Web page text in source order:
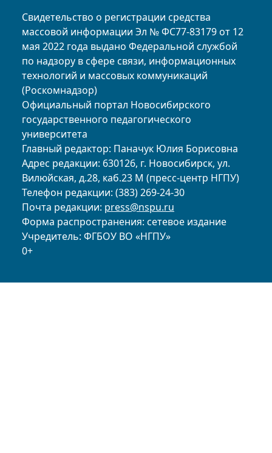
Свидетельство о регистрации средства
массовой информации Эл № ФС77-83179 от 12
мая 2022 года выдано Федеральной службой
по надзору в сфере связи, информационных
технологий и массовых коммуникаций
(Роскомнадзор)
Официальный портал Новосибирского
государственного педагогического
университета
Главный редактор: Паначук Юлия Борисовна
Адрес редакции: 630126, г. Новосибирск, ул.
Вилюйская, д.28, каб.23 М (пресс-центр НГПУ)
Телефон редакции: (383) 269-24-30
Почта редакции: press@nspu.ru
Форма распространения: сетевое издание
Учредитель: ФГБОУ ВО «НГПУ»
0+